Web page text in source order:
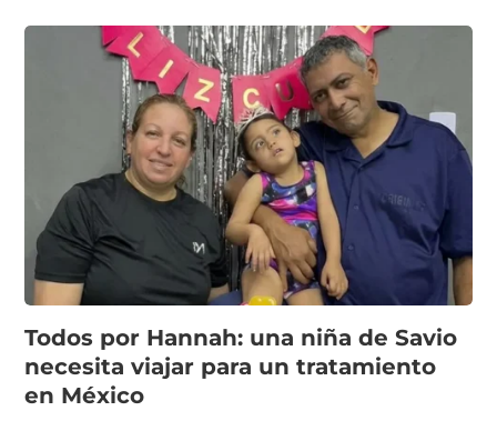
Todos por Hannah: una niña de Savio
necesita viajar para un tratamiento
en México